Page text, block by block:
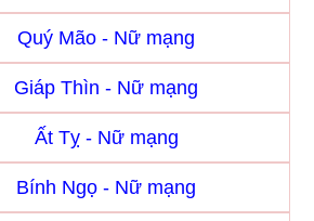
Quý Mão - Nữ mạng
Giáp Thìn - Nữ mạng
Ất Tỵ - Nữ mạng
Bính Ngọ - Nữ mạng